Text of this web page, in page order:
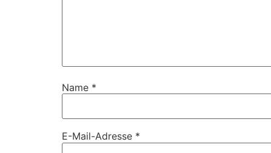
Name *
E-Mail-Adresse *